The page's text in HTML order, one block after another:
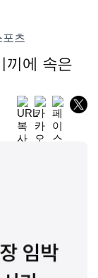
포츠
끼에 속은